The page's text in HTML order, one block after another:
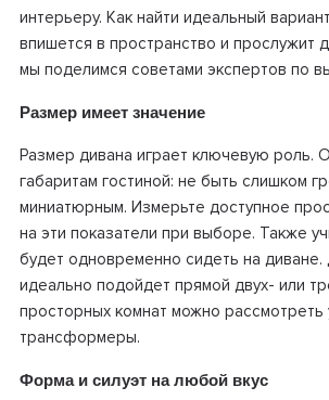
интерьеру. Как найти идеальный
впишется в пространство и прослужит
мы поделимся советами экспертов по
Размер имеет значение
Размер дивана играет ключевую роль.
габаритам гостиной: не быть слишком
миниатюрным. Измерьте доступное
на эти показатели при выборе. Также
будет одновременно сидеть на
идеально подойдет прямой двух- или
просторных комнат можно
трансформеры.
Форма и силуэт на любой вкус